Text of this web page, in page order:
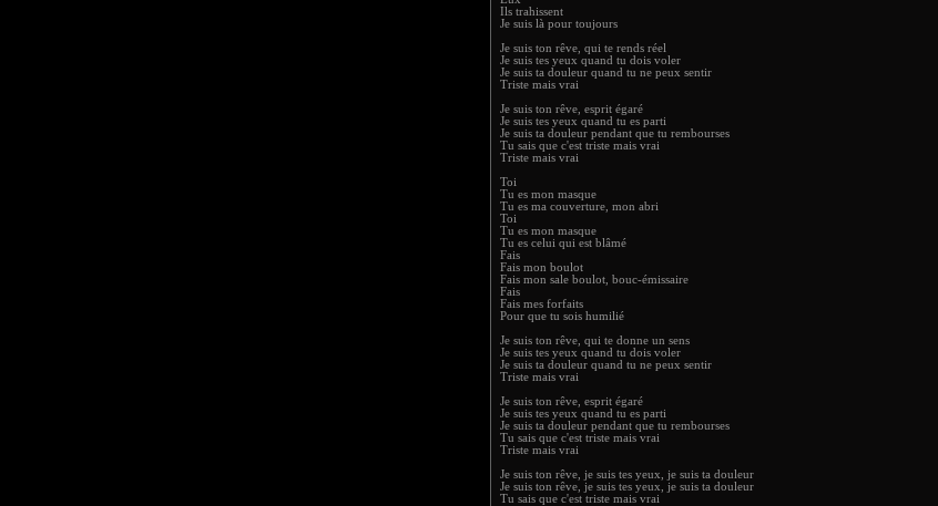
Ils trahissent
Je suis là pour toujours
Je suis ton rêve, qui te rends réel
Je suis tes yeux quand tu dois voler
Je suis ta douleur quand tu ne peux sentir
Triste mais vrai
Je suis ton rêve, esprit égaré
Je suis tes yeux quand tu es parti
Je suis ta douleur pendant que tu rembourses
Tu sais que c'est triste mais vrai
Triste mais vrai
Toi
Tu es mon masque
Tu es ma couverture, mon abri
Toi
Tu es mon masque
Tu es celui qui est blâmé
Fais
Fais mon boulot
Fais mon sale boulot, bouc-émissaire
Fais
Fais mes forfaits
Pour que tu sois humilié
Je suis ton rêve, qui te donne un sens
Je suis tes yeux quand tu dois voler
Je suis ta douleur quand tu ne peux sentir
Triste mais vrai
Je suis ton rêve, esprit égaré
Je suis tes yeux quand tu es parti
Je suis ta douleur pendant que tu rembourses
Tu sais que c'est triste mais vrai
Triste mais vrai
Je suis ton rêve, je suis tes yeux, je suis ta douleur
Je suis ton rêve, je suis tes yeux, je suis ta douleur
Tu sais que c'est triste mais vrai